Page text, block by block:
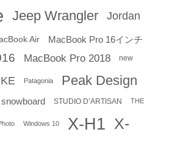
Jeep Wrangler Jordan
Air MacBook Pro 16インチ
MacBook Pro 2018 new
Patagonia Peak Design
snowboard STUDIO D’ARTISAN THE
Windows 10 X-H1 X-